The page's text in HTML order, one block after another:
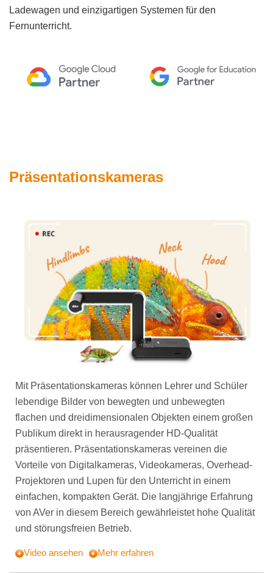
Ladewagen und einzigartigen Systemen für den
Fernunterricht.
Präsentationskameras
Mit Präsentationskameras können Lehrer und Schüler
lebendige Bilder von bewegten und unbewegten
flachen und dreidimensionalen Objekten einem großen
Publikum direkt in herausragender HD-Qualität
präsentieren. Präsentationskameras vereinen die
Vorteile von Digitalkameras, Videokameras, Overhead-
Projektoren und Lupen für den Unterricht in einem
einfachen, kompakten Gerät. Die langjährige Erfahrung
von AVer in diesem Bereich gewährleistet hohe Qualität
und störungsfreien Betrieb.
Video ansehen Mehr erfahren